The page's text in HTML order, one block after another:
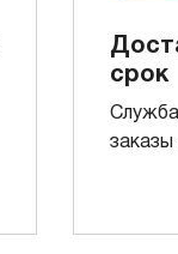
срок
заказы